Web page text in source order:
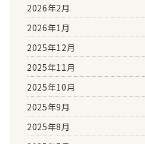
2026年2月
2026年1月
2025年12月
2025年11月
2025年10月
2025年9月
2025年8月